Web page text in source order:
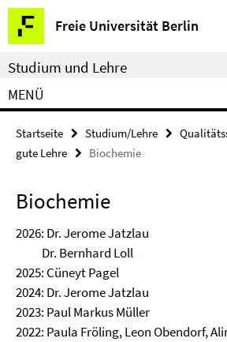
Springe
direkt
zu
Inhalt
Freie Universität Berlin
Service-
Navigation
Studium und Lehre
MENÜ
Startseite Studium/Lehre
gute Lehre
Biochemie
Biochemie
2026: Dr. Jerome Jatzlau
Dr. Bernhard Loll
2025: Cüneyt Pagel
2024: Dr. Jerome Jatzlau
2023: Paul Markus Müller
2022: Paula Fröling, Leon Obendorf,